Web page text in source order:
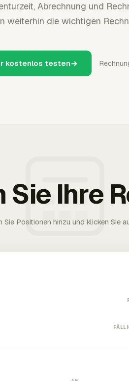
Abrechnung und
weiterhin die wichtigen
kostenlos testen
Sie Ihre
Sie Positionen hinzu und klicken Sie